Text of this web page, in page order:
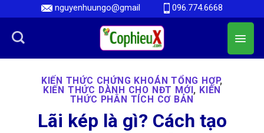
nguyenhuungo@gmail 096.774.6668
KIẾN THỨC CHỨNG KHOÁN TỔNG HỢP,
KIẾN THỨC DÀNH CHO NĐT MỚI, KIẾN
THỨC PHÂN TÍCH CƠ BẢN
Lãi kép là gì? Cách tạo